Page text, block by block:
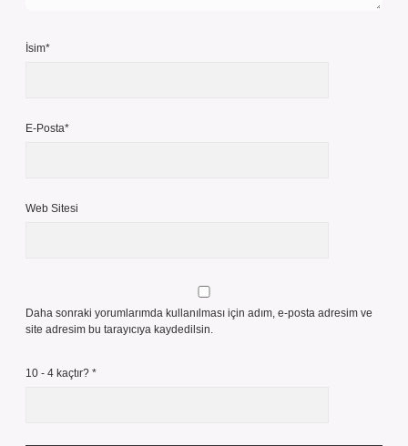
İsim*
E-Posta*
Web Sitesi
Daha sonraki yorumlarımda kullanılması için adım, e-posta adresim ve
site adresim bu tarayıcıya kaydedilsin.
10 - 4 kaçtır? *